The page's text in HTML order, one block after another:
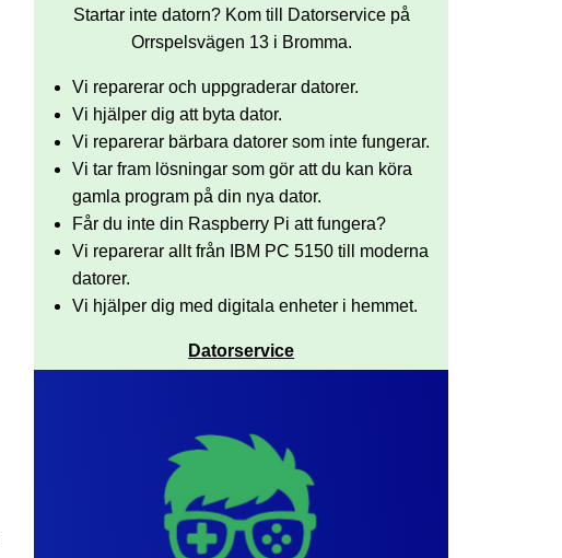
Startar inte datorn? Kom till Datorservice på
Orrspelsvägen 13 i Bromma.
Vi reparerar och uppgraderar datorer.
Vi hjälper dig att byta dator.
Vi reparerar bärbara datorer som inte fungerar.
Vi tar fram lösningar som gör att du kan köra
gamla program på din nya dator.
Får du inte din Raspberry Pi att fungera?
Vi reparerar allt från IBM PC 5150 till moderna
datorer.
Vi hjälper dig med digitala enheter i hemmet.
Datorservice